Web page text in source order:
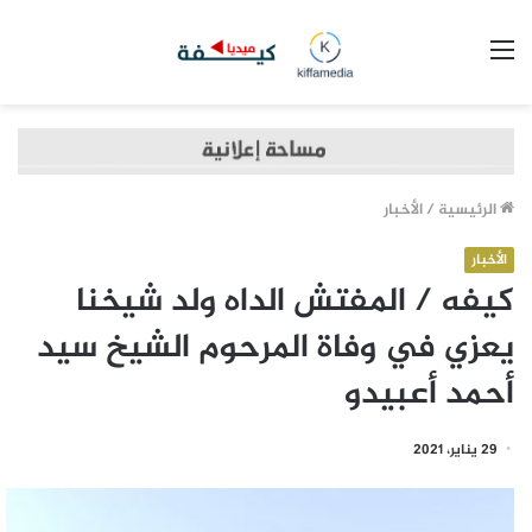
الرئيسية /الأخبار
الأخبار
كيفه / المفتش الداه ولد شيخنا
يعزي في وفاة المرحوم الشيخ سيد
أحمد أعبيدو
29 يناير، 2021